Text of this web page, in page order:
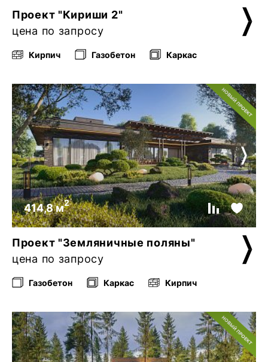
Проект "Кириши 2"
цена по запросу
Кирпич Газобетон Каркас
414,8 м2
Проект "Земляничные поляны"
цена по запросу
Газобетон Каркас Кирпич